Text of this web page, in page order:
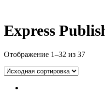
Express
Отображение 1–32 из 37